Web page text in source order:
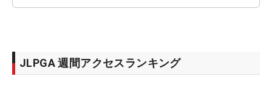
JLPGA 週間アクセスランキング